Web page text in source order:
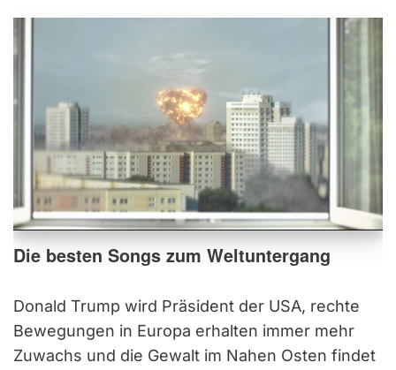
Die besten Songs zum Weltuntergang
Donald Trump wird Präsident der USA, rechte
Bewegungen in Europa erhalten immer mehr
Zuwachs und die Gewalt im Nahen Osten findet